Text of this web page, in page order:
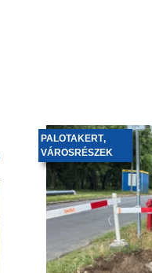
PALOTAKERT,
VÁROSRÉSZEK